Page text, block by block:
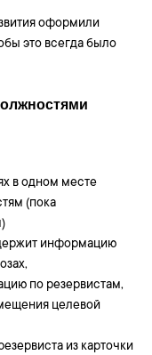
оформили
это всегда было
в одном месте
(пока
информацию
по резервистам,
целевой
из карточки